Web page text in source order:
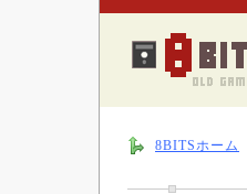
8BITSホーム